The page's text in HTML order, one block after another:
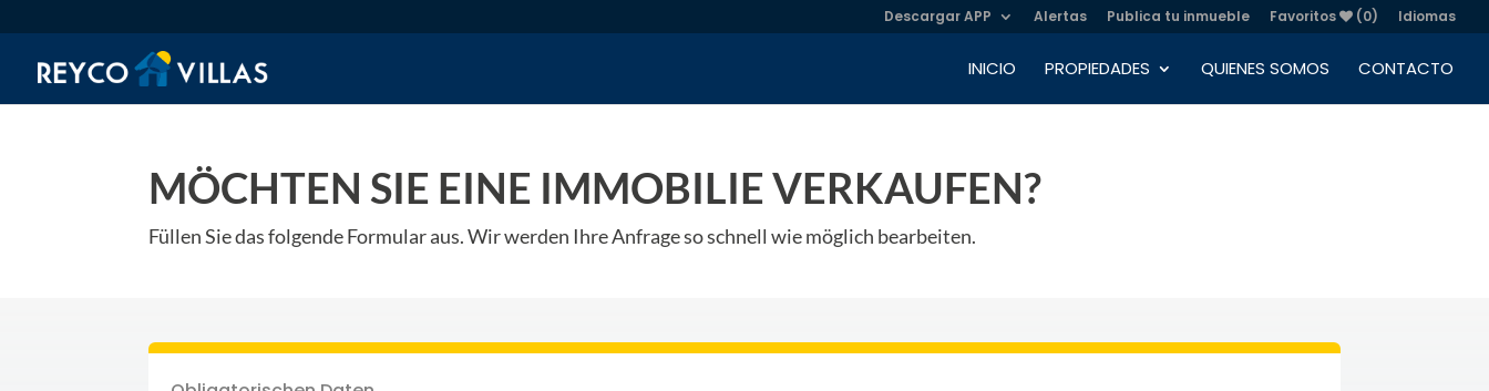
Descargar APP Alertas Publica tu inmueble Favoritos (0) Idiomas
INICIO PROPIEDADES QUIENES SOMOS CONTACTO
MÖCHTEN SIE EINE IMMOBILIE VERKAUFEN?
Füllen Sie das folgende Formular aus. Wir werden Ihre Anfrage so schnell wie möglich bearbeiten.